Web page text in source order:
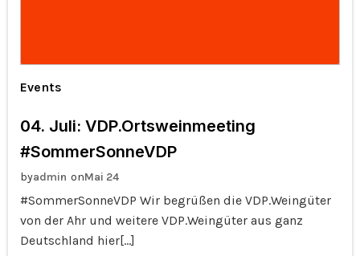
Events
04. Juli: VDP.Ortsweinmeeting
#SommerSonneVDP
byadmin onMai 24
#SommerSonneVDP Wir begrüßen die VDP.Weingüter
von der Ahr und weitere VDP.Weingüter aus ganz
Deutschland hier[…]